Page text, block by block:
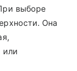
выборе
Она
или